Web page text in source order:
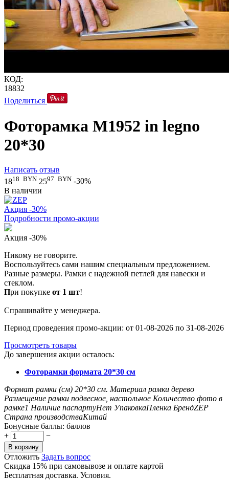
КОД:
18832
Поделиться
Фоторамка M1952 in legno
20*30
Написать отзыв
1818 BYN 2597 BYN -30%
В наличии
Акция -30%
Подробности промо-акции
Акция -30%
Никому не говорите.
Воспользуйтесь сами нашим специальным предложением.
Разные размеры. Рамки с надежной петлей для навески и
стеклом.
При покупке от 1 шт!
Спрашивайте у менеджера.
Период проведения промо-акции: от 01-08-2026 по 31-08-2026
Просмотреть товары
До завершения акции осталось:
Фоторамки формата 20*30 см
Формат рамки (см) 20*30 см. Материал рамки дерево
Размещение рамки подвесное, настольное Количество фото в
рамке1 Наличие паспартуНет УпаковкаПленка БрендZEP
Страна производстваКитай
Бонусные баллы: баллов
+
−
В корзину
Отложить Задать вопрос
Скидка 15% при самовывозе и оплате картой
Бесплатная доставка. Условия.